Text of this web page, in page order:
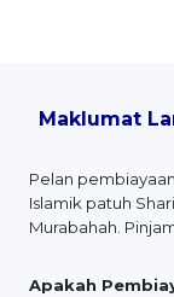
Maklumat
Pelan
Islamik patuh
Murabahah.
Apakah